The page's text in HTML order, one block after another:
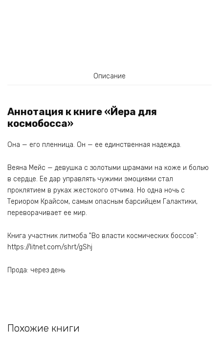
Описание
Аннотация к книге «Йера для
космобосса»
Она — его пленница. Он — ее единственная надежда.
Веяна Мейс — девушка с золотыми шрамами на коже и болью
в сердце. Ее дар управлять чужими эмоциями стал
проклятием в руках жестокого отчима. Но одна ночь с
Териором Крайсом, самым опасным барсийцем Галактики,
переворачивает ее мир.
Книга участник литмоба "Во власти космических боссов":
https://litnet.com/shrt/gShj
Прода: через день
Похожие книги